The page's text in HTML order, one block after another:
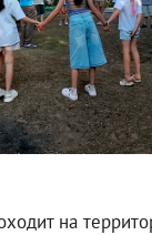
на